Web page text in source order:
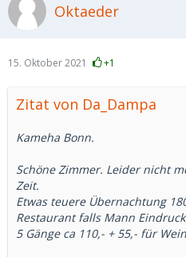
Oktaeder
15. Oktober 2021 +1
Zitat von Da_Dampa
Kameha Bonn.
Schöne Zimmer. Leider nicht
Zeit.
Etwas teuere Übernachtung
Restaurant falls Mann
5 Gänge ca 110,- + 55,- für